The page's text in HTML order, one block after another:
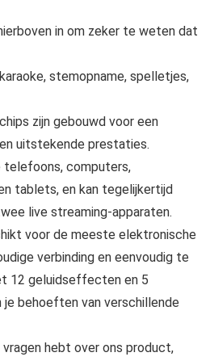
in om zeker te weten dat
stemopname, spelletjes,
zijn gebouwd voor een
uitstekende prestaties.
computers,
tablets, en kan tegelijkertijd
live streaming-apparaten.
voor de meeste elektronische
verbinding en eenvoudig te
12 geluidseffecten en 5
je behoeften van verschillende
hebt over ons product,